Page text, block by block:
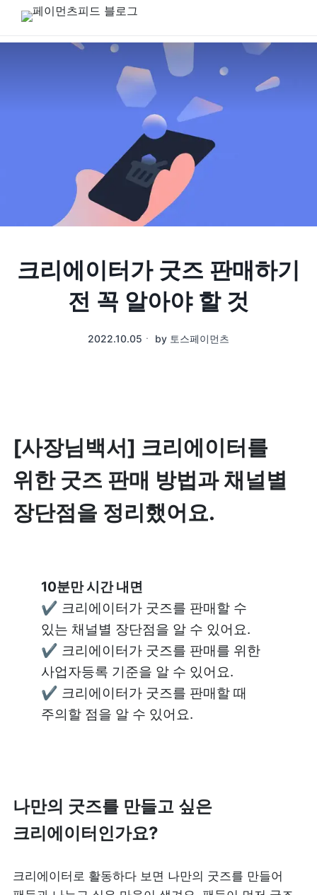
크리에이터가 굿즈 판매하기
전 꼭 알아야 할 것
2022.10.05 ㆍ by 토스페이먼츠
[사장님백서] 크리에이터를
위한 굿즈 판매 방법과 채널별
장단점을 정리했어요.
✔️ 크리에이터가 굿즈를 판매할 수
있는 채널별 장단점을 알 수 있어요.
✔️ 크리에이터가 굿즈를 판매를 위한
사업자등록 기준을 알 수 있어요.
✔️ 크리에이터가 굿즈를 판매할 때
주의할 점을 알 수 있어요.
나만의 굿즈를 만들고 싶은
크리에이터인가요?
크리에이터로 활동하다 보면 나만의 굿즈를 만들어